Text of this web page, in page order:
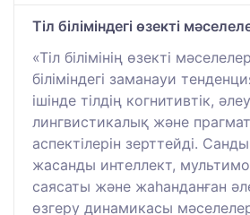
Тіл біліміндегі өзекті
«Тіл білімінің өзекті
біліміндегі заманауи
ішінде тілдің когнитивтік,
лингвистикалық және
аспектілерін зерттейді.
жасанды интеллект,
саясаты және жаһанданған
өзгеру динамикасы